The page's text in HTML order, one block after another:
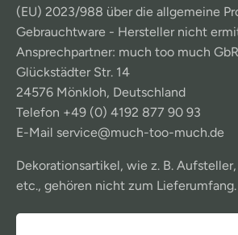
(EU) 2023/988 über die allgemeine
Gebrauchtware - Hersteller nicht
Ansprechpartner: much too much GbR
Glückstädter Str. 14
24576 Mönkloh, Deutschland
Telefon +49 (0) 4192 877 90 93
E-Mail service@much-too-much.de
Dekorationsartikel, wie z. B.
etc., gehören nicht zum Lieferumfang.